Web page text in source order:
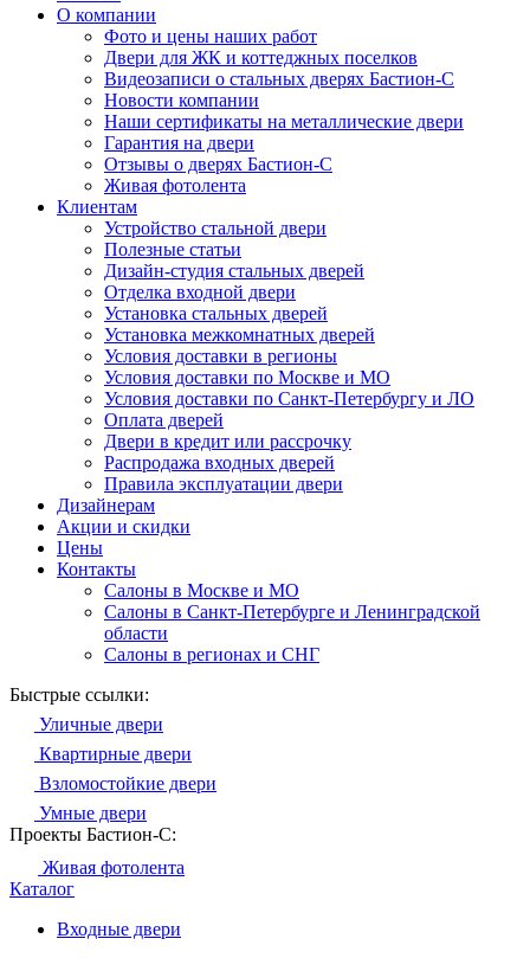
О компании
Фото и цены наших работ
Двери для ЖК и коттеджных поселков
Видеозаписи о стальных дверях Бастион-С
Новости компании
Наши сертификаты на металлические двери
Гарантия на двери
Отзывы о дверях Бастион-С
Живая фотолента
Клиентам
Устройство стальной двери
Полезные статьи
Дизайн-студия стальных дверей
Отделка входной двери
Установка стальных дверей
Установка межкомнатных дверей
Условия доставки в регионы
Условия доставки по Москве и МО
Условия доставки по Санкт-Петербургу и ЛО
Оплата дверей
Двери в кредит или рассрочку
Распродажа входных дверей
Правила эксплуатации двери
Дизайнерам
Акции и скидки
Цены
Контакты
Салоны в Москве и МО
Салоны в Санкт-Петербурге и Ленинградской
области
Салоны в регионах и СНГ
Быстрые ссылки:
Уличные двери
Квартирные двери
Взломостойкие двери
Умные двери
Проекты Бастион-С:
Живая фотолента
Каталог
Входные двери